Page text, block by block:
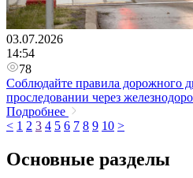
03.07.2026
14:54
78
Соблюдайте правила дорожного
проследовании через
Подробнее
< 1 2 3 4 5 6 7 8 9 10 >
Основные разделы